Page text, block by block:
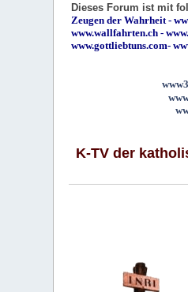
Dieses Forum ist mit
Zeugen der Wahrheit -
www.wallfahrten.ch -
www.gottliebtuns.com-
K-TV der